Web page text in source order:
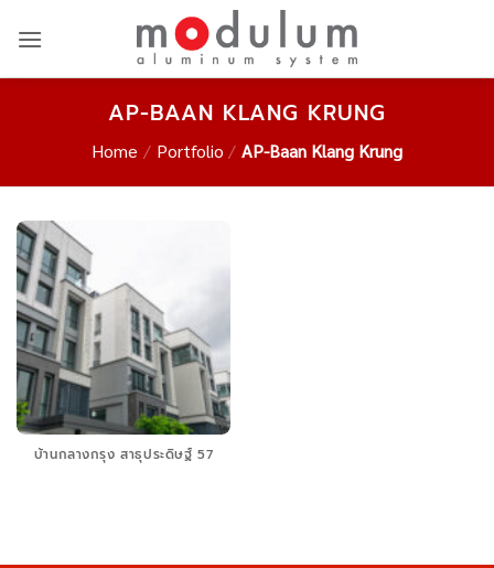
AP-BAAN KLANG KRUNG
Home / Portfolio / AP-Baan Klang Krung
บ้านกลางกรุง สาธุประดิษฐ์ 57